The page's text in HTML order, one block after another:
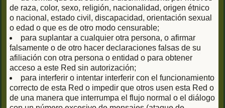
de raza, color, sexo, religión, nacionalidad, origen étnico
o nacional, estado civil, discapacidad, orientación sexual
o edad o que es de otro modo censurable;
para suplantar a cualquier otra persona, o afirmar
falsamente o de otro hacer declaraciones falsas de su
afiliación con otra persona o entidad o para obtener
acceso a este Red sin autorización;
para interferir o intentar interferir con el funcionamiento
correcto de esta Red o impedir que otros usen esta Red o
de una manera que interrumpa el flujo normal o el diálogo